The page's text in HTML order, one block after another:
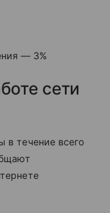
— 3%
сети
в течение всего